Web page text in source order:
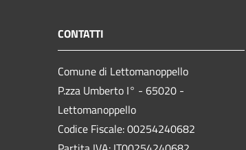
CONTATTI
Comune di Lettomanoppello
P.zza Umberto I° - 65020 -
Lettomanoppello
Codice Fiscale: 00254240682